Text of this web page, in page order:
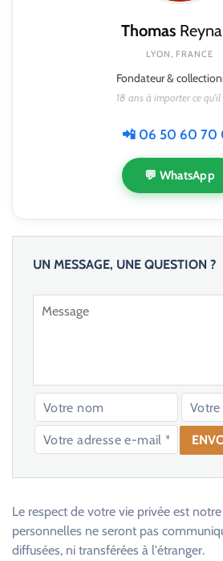
Thomas
LYON, FRANCE
Fondateur &
18 ans à importer ce
📲 06 50 60 70
💬 WhatsApp
UN MESSAGE, UNE QUESTION ?
Le respect de votre vie privée est
personnelles ne seront pas
diffusées, ni transférées à l'étranger.